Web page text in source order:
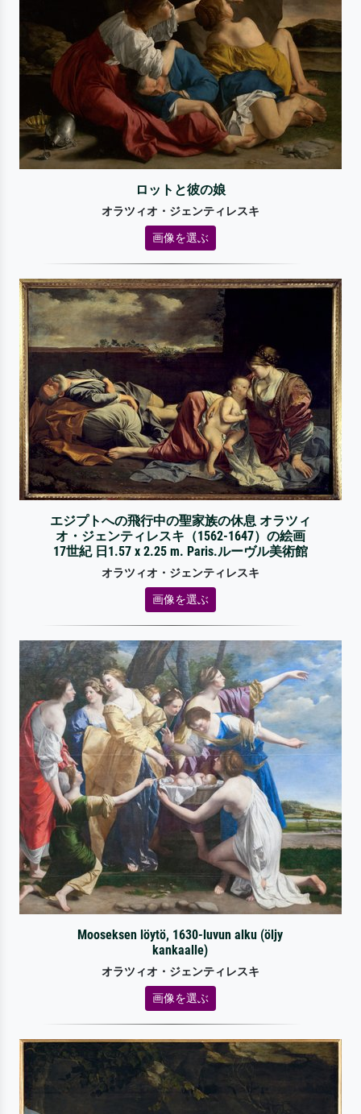
ロットと彼の娘
オラツィオ・ジェンティレスキ
画像を選ぶ
エジプトへの飛行中の聖家族の休息 オラツィ
オ・ジェンティレスキ（1562-1647）の絵画
17世紀 日1.57 x 2.25 m. Paris.ルーヴル美術館
オラツィオ・ジェンティレスキ
画像を選ぶ
Mooseksen löytö, 1630-luvun alku (öljy
kankaalle)
オラツィオ・ジェンティレスキ
画像を選ぶ